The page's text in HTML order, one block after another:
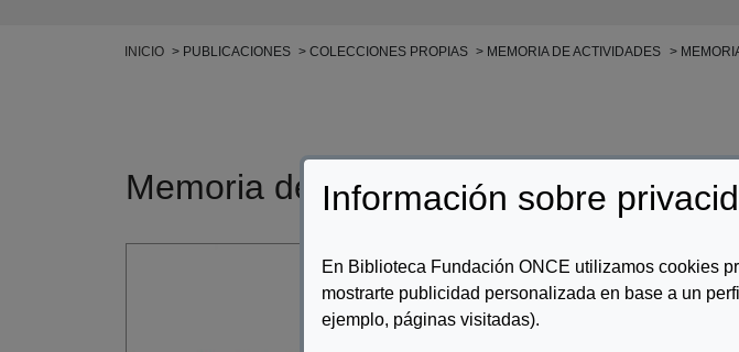
Información sobre
En Biblioteca Fundación ONCE utilizamos cookies
mostrarte publicidad personalizada en base a un
ejemplo, páginas visitadas).
Ruta de navegación
INICIO PUBLICACIONES COLECCIONES PROPIAS MEMORIA DE ACTIVIDADES
Memoria de Fundación ONCE (2001)
Descripcion: